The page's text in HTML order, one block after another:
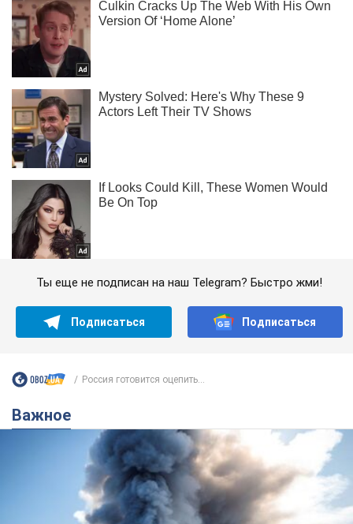
Ты еще не подписан на наш Telegram? Быстро жми!
Подписаться Подписаться
Россия готовится оцепить...
Важное